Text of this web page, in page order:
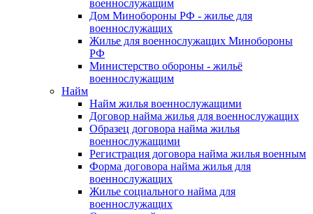
военнослужащим
Дом Минобороны РФ - жилье для
военнослужащих
Жилье для военнослужащих Минобороны
РФ
Министерство обороны - жильё
военнослужащим
Найм
Найм жилья военнослужащими
Договор найма жилья для военнослужащих
Образец договора найма жилья
военнослужащими
Регистрация договора найма жилья военным
Форма договора найма жилья для
военнослужащих
Жилье социального найма для
военнослужащих